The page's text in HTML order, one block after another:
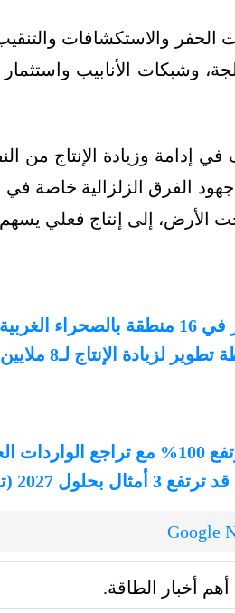
والاستكشافات
وشبكات الأنابيب
إدامة وزيادة الإنتاج من
الفرق الزلزالية خاصة في
الأرض، إلى إنتاج فعلي
لـ8 ملايين برميل يوميًا
2027 (تقرير)
أخبار الطاقة.